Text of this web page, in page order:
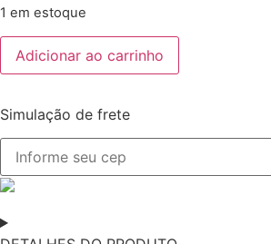
1 em estoque
Adicionar ao carrinho
Simulação de frete